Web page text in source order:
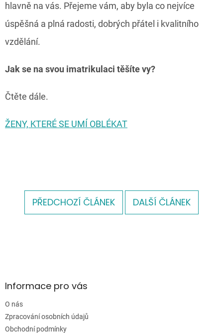
hlavně na vás. Přejeme vám, aby byla co nejvíce
úspěšná a plná radosti, dobrých přátel i kvalitního
vzdělání.
Jak se na svou imatrikulaci těšíte vy?
Čtěte dále.
ŽENY, KTERÉ SE UMÍ OBLÉKAT
PŘEDCHOZÍ ČLÁNEK DALŠÍ ČLÁNEK
aInformace pro vás
O nás
Zpracování osobních údajů
Obchodní podmínky